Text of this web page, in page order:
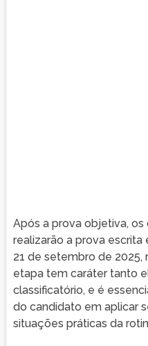
Após a prova objetiva,
realizarão a prova escrita
21 de setembro de 2025,
etapa tem caráter tanto
classificatório, e é
do candidato em aplicar
situações práticas da